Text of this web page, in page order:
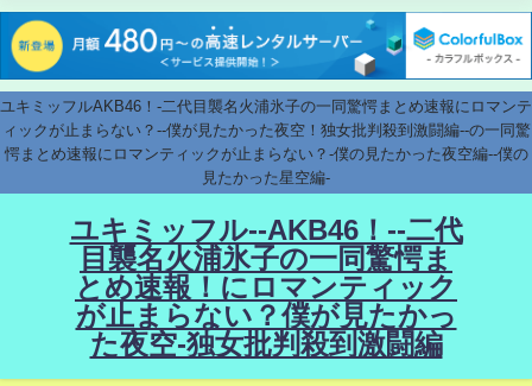
ユキミッフルAKB46！-二代目襲名火浦氷子の一同驚愕まとめ速報にロマンテ
ィックが止まらない？--僕が見たかった夜空！独女批判殺到激闘編--の一同驚
愕まとめ速報にロマンティックが止まらない？-僕の見たかった夜空編--僕の
見たかった星空編-
ユキミッフル--AKB46！--二代
目襲名火浦氷子の一同驚愕ま
とめ速報！にロマンティック
が止まらない？僕が見たかっ
た夜空-独女批判殺到激闘編